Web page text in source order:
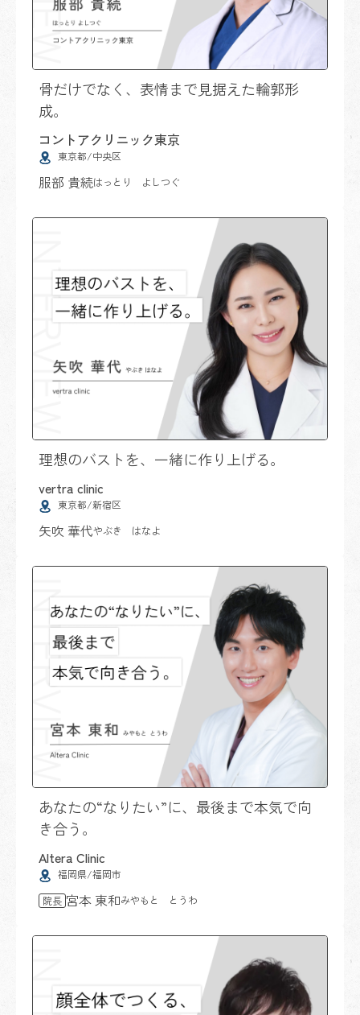
骨だけでなく、表情まで見据えた輪郭形
成。
コントアクリニック東京
東京都/中央区
服部 貴続はっとり よしつぐ
理想のバストを、一緒に作り上げる。
vertra clinic
東京都/新宿区
矢吹 華代やぶき はなよ
あなたの“なりたい”に、最後まで本気で向
き合う。
Altera Clinic
福岡県/福岡市
院長 宮本 東和みやもと とうわ